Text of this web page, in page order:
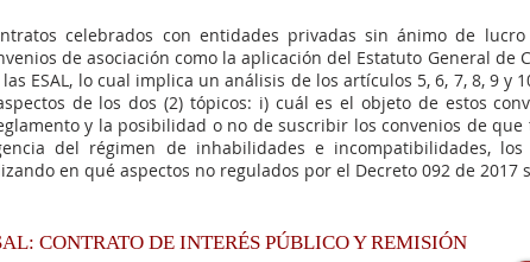
celebrados con entidades privadas sin ánimo de
de asociación como la aplicación del Estatuto General de
ESAL, lo cual implica un análisis de los artículos 5, 6, 7, 8, 9 y
de los dos (2) tópicos: i) cuál es el objeto de estos
y la posibilidad o no de suscribir los convenios de
del régimen de inhabilidades e incompatibilidades,
en qué aspectos no regulados por el Decreto 092 de 2017
CONTRATO DE INTERÉS PÚBLICO Y REMISIÓN